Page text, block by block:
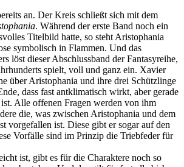
an. Der Kreis schließt sich mit dem
. Während der erste Band noch ein
Titelbild hatte, so steht Aristophania
symbolisch in Flammen. Und das
löst dieser Abschlussband der Fantasyreihe,
spielt, voll und ganz ein. Xavier
über Aristophania und ihre drei Schützlinge
dass fast antklimatisch wirkt, aber gerade
ist. Alle offenen Fragen werden von ihm
die, was zwischen Aristophania und dem
vorgefallen ist. Diese gibt er sogar auf den
Vorfälle sind im Prinzip die Triebfeder für
ist, gibt es für die Charaktere noch so